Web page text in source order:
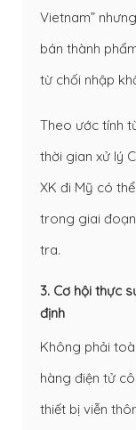
Vietnam”
bán thành
từ chối nhập
Theo ước tính
thời gian xử lý
XK đi Mỹ có
trong giai
tra.
3. Cơ hội thực
định
Không phải
hàng điện tử
thiết bị viễn